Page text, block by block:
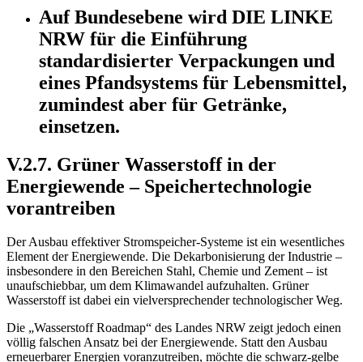
Auf Bundesebene wird DIE LINKE
NRW für die Einführung
standardisierter Verpackungen und
eines Pfandsystems für Lebensmittel,
zumindest aber für Getränke,
einsetzen.
V.2.7. Grüner Wasserstoff in der
Energiewende – Speichertechnologie
vorantreiben
Der Ausbau effektiver Stromspeicher-Systeme ist ein wesentliches
Element der Energiewende. Die Dekarbonisierung der Industrie –
insbesondere in den Bereichen Stahl, Chemie und Zement – ist
unaufschiebbar, um dem Klimawandel aufzuhalten. Grüner
Wasserstoff ist dabei ein vielversprechender technologischer Weg.
Die „Wasserstoff Roadmap“ des Landes NRW zeigt jedoch einen
völlig falschen Ansatz bei der Energiewende. Statt den Ausbau
erneuerbarer Energien voranzutreiben, möchte die schwarz-gelbe